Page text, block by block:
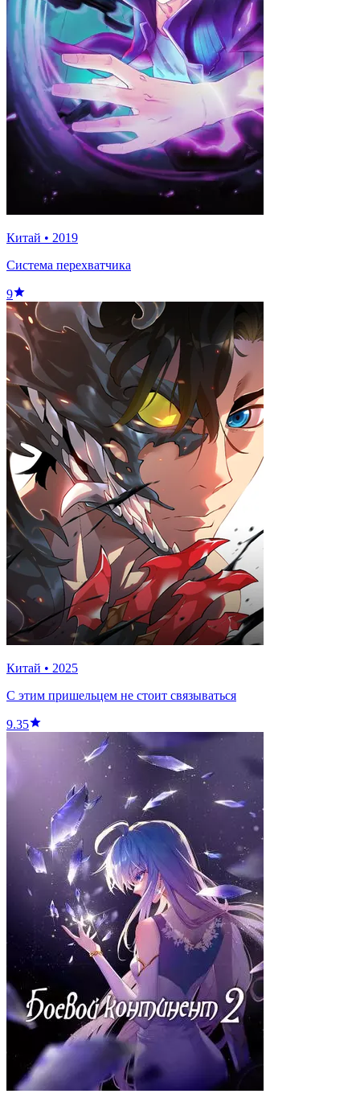
Китай • 2019
Система перехватчика
9
Китай • 2025
С этим пришельцем не стоит связываться
9.35